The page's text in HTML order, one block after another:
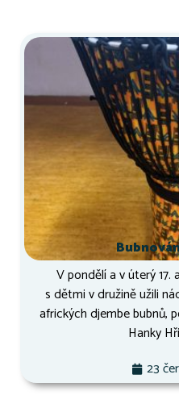
V pondělí a v úterý 17.
s dětmi v družině užili
afrických djembe bubnů,
Hanky
23